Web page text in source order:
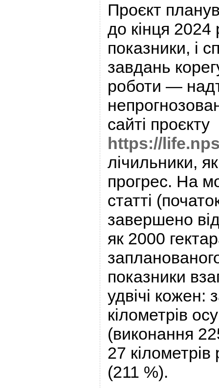
Проєкт
до кінця 2024
показники, і
завдань
роботи —
сайті проєкту
https://
лічильники,
прогрес. На
статті
завершено
як 2000
показники
удвічі кожен:
кілометрів
(виконання
27 кілометрів
(211 %).